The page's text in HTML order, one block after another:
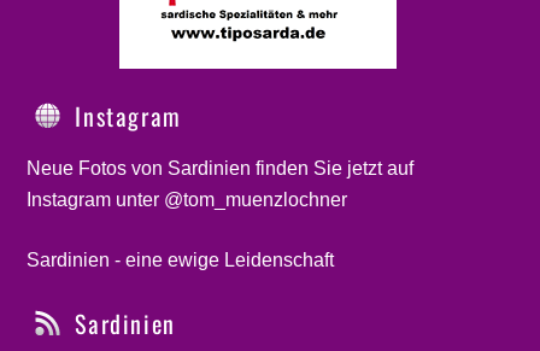
Instagram
Neue Fotos von Sardinien finden Sie jetzt auf
Instagram unter @tom_muenzlochner
Sardinien - eine ewige Leidenschaft
Sardinien